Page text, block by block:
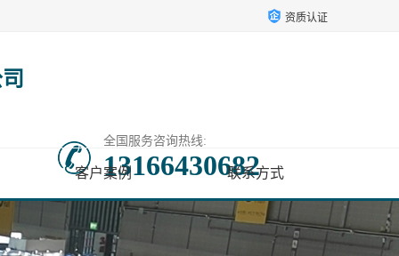
资质认证
全国服务咨询热线:
13166430682
客户案例 联系方式